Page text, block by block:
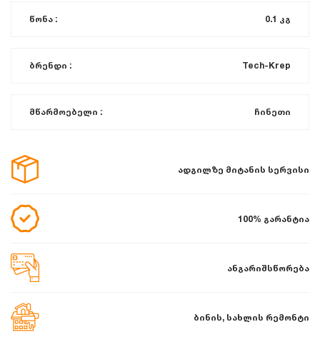
წონა : 0.1 კგ
ბრენდი : Tech-Krep
მწარმოებელი : ჩინეთი
ადგილზე მიტანის სერვისი
100% გარანტია
ანგარიშსწორება
ბინის, სახლის რემონტი